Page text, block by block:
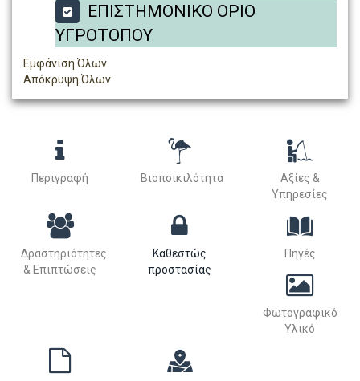
ΕΠΙΣΤΗΜΟΝΙΚΟ ΟΡΙΟ
ΥΓΡΟΤΟΠΟΥ
Εμφάνιση Όλων
Απόκρυψη Όλων
Περιγραφή Βιοποικιλότητα
Αξίες &
Υπηρεσίες
Δραστηριότητες
& Επιπτώσεις
Καθεστώς
προστασίας
Πηγές
Φωτογραφικό
Υλικό